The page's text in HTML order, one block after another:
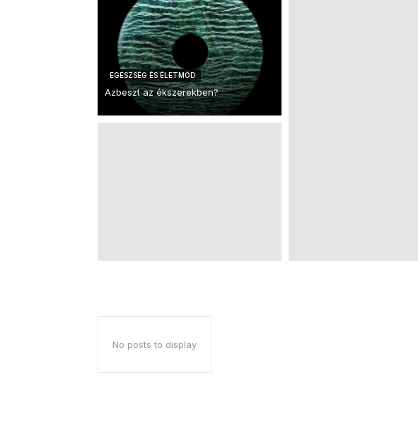
EGÉSZSÉG ÉS ÉLETMÓD
Azbeszt az ékszerekben?
No posts to display